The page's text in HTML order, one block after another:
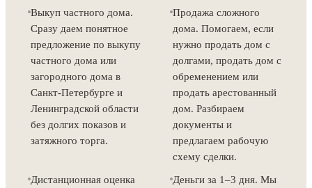
Выкуп частного дома.
Сразу даем понятное
предложение по выкупу
частного дома или
загородного дома в
Санкт-Петербурге и
Ленинградской области
без долгих показов и
затяжного торга.
Продажа сложного
дома. Помогаем, если
нужно продать дом с
долгами, продать дом с
обременением или
продать арестованный
дом. Разбираем
документы и
предлагаем рабочую
схему сделки.
Дистанционная оценка
Деньги за 1–3 дня. Мы